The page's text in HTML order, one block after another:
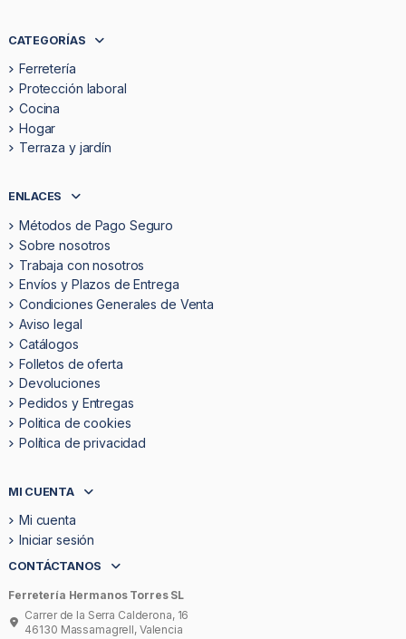
CATEGORÍAS
Ferretería
Protección laboral
Cocina
Hogar
Terraza y jardín
ENLACES
Métodos de Pago Seguro
Sobre nosotros
Trabaja con nosotros
Envíos y Plazos de Entrega
Condiciones Generales de Venta
Aviso legal
Catálogos
Folletos de oferta
Devoluciones
Pedidos y Entregas
Politica de cookies
Política de privacidad
MI CUENTA
Mi cuenta
Iniciar sesión
CONTÁCTANOS
Ferretería Hermanos Torres SL
Carrer de la Serra Calderona, 16
46130 Massamagrell, Valencia